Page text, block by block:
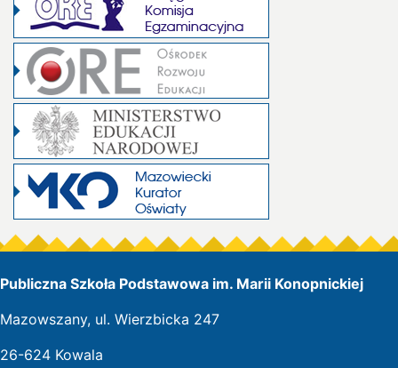
Publiczna Szkoła Podstawowa im. Marii Konopnickiej
Mazowszany, ul. Wierzbicka 247
26-624 Kowala